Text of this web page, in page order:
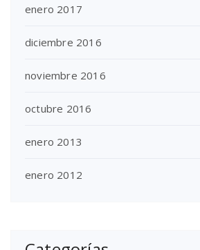
enero 2017
diciembre 2016
noviembre 2016
octubre 2016
enero 2013
enero 2012